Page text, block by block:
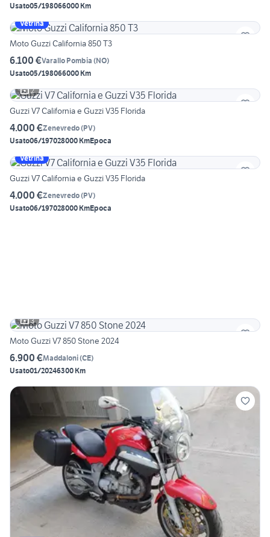
Usato05/198066000 Km
Vetrina
Moto Guzzi California 850 T3
6.100 €Varallo Pombia (NO)
Usato05/198066000 Km
2
Guzzi V7 California e Guzzi V35 Florida
4.000 €Zenevredo(PV)
Usato06/197028000 KmEpoca
Vetrina
Guzzi V7 California e Guzzi V35 Florida
4.000 €Zenevredo(PV)
Usato06/197028000 KmEpoca
3
Moto Guzzi V7 850 Stone 2024
6.900 €Maddaloni(CE)
Usato01/20246300 Km